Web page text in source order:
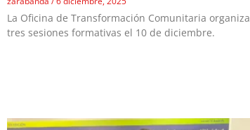
La Oficina de Transformación Comunitaria organiza
tres sesiones formativas el 10 de diciembre.